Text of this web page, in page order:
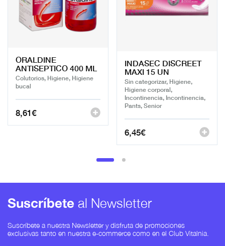
ORALDINE
ANTISEPTICO 400 ML
Colutorios, Higiene, Higiene
bucal
8,61€
INDASEC DISCREET
MAXI 15 UN
Sin categorizar, Higiene,
Higiene corporal,
Incontinencia, Incontinencia,
Pants, Senior
6,45€
Suscríbete al Newsletter
Suscríbete a nuestra Newsletter y disfruta de promociones
exclusivas tanto en nuestra e-commerce como en el Club Vitalnia.